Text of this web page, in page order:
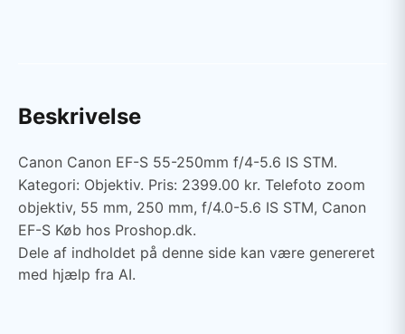
Beskrivelse
Canon Canon EF-S 55-250mm f/4-5.6 IS STM.
Kategori: Objektiv. Pris: 2399.00 kr. Telefoto zoom
objektiv, 55 mm, 250 mm, f/4.0-5.6 IS STM, Canon
EF-S Køb hos Proshop.dk.
Dele af indholdet på denne side kan være genereret
med hjælp fra AI.